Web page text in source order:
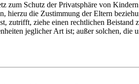
zum Schutz der Privatsphäre von
die Zustimmung der Eltern
zutrifft, ziehe einen rechtlichen
jeglicher Art ist; außer solchen,